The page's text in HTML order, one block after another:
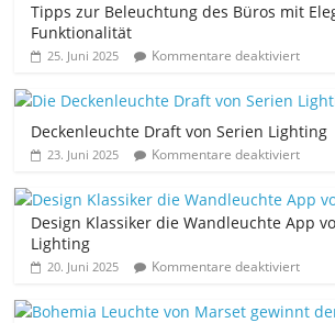
Tipps zur Beleuchtung des Büros mit
Funktionalität
25. Juni 2025 Kommentare deaktiviert
Deckenleuchte Draft von Serien Lighting
23. Juni 2025 Kommentare deaktiviert
Design Klassiker die Wandleuchte App
Lighting
20. Juni 2025 Kommentare deaktiviert